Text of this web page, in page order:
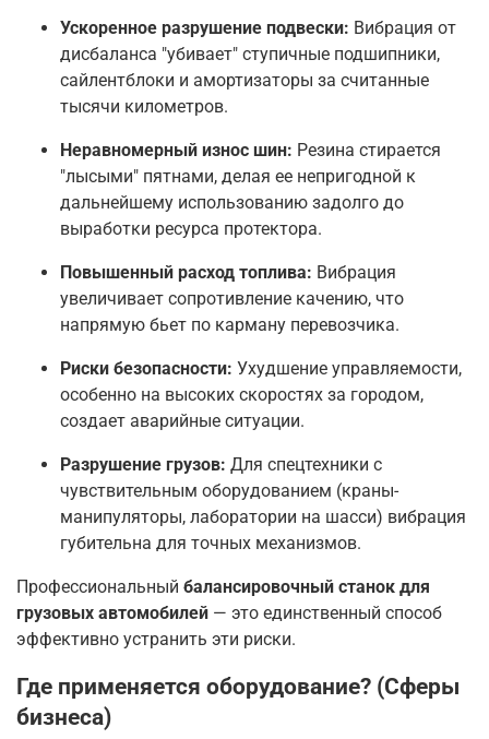
Ускоренное разрушение подвески: Вибрация от
дисбаланса "убивает" ступичные подшипники,
сайлентблоки и амортизаторы за считанные
тысячи километров.
Неравномерный износ шин: Резина стирается
"лысыми" пятнами, делая ее непригодной к
дальнейшему использованию задолго до
выработки ресурса протектора.
Повышенный расход топлива: Вибрация
увеличивает сопротивление качению, что
напрямую бьет по карману перевозчика.
Риски безопасности: Ухудшение управляемости,
особенно на высоких скоростях за городом,
создает аварийные ситуации.
Разрушение грузов: Для спецтехники с
чувствительным оборудованием (краны-
манипуляторы, лаборатории на шасси) вибрация
губительна для точных механизмов.
Профессиональный балансировочный станок для
грузовых автомобилей — это единственный способ
эффективно устранить эти риски.
Где применяется оборудование? (Сферы
бизнеса)